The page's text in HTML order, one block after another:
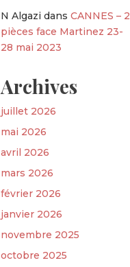
N Algazi dansCANNES – 2
pièces face Martinez 23-
28 mai 2023
Archives
juillet 2026
mai 2026
avril 2026
mars 2026
février 2026
janvier 2026
novembre 2025
octobre 2025